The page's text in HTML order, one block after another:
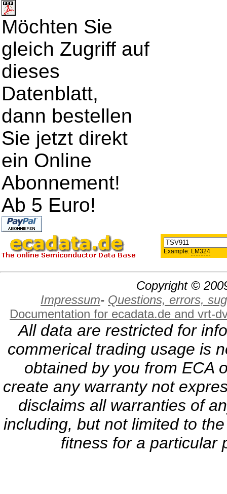
Möchten Sie
gleich Zugriff auf
dieses
Datenblatt,
dann bestellen
Sie jetzt direkt
ein Online
Abonnement!
Ab 5 Euro!
Example: LM324
Copyright ©
Impressum- Questions, errors,
Documentation for ecadata.de and vrt-
All data are restricted for
commerical trading usage is
obtained by you from ECA
create any warranty not
disclaims all warranties of
including, but not limited to
fitness for a particular